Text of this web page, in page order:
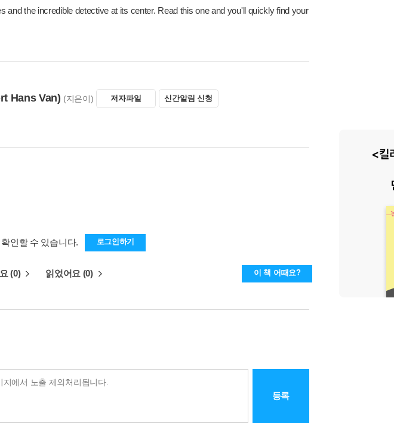
and the incredible detective at its center. Read this one and you'll quickly find your
Hans Van) (지은이) 저자파일 신간알림 신청
인할 수 있습니다. 로그인하기
(0) 읽었어요 (0) 이 책 어때요?
등록